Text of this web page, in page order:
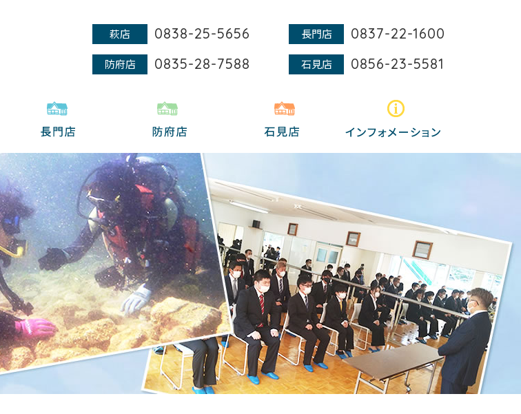
萩店 0838-25-5656 長門店 0837-22-1600
防府店 0835-28-7588 石見店 0856-23-5581